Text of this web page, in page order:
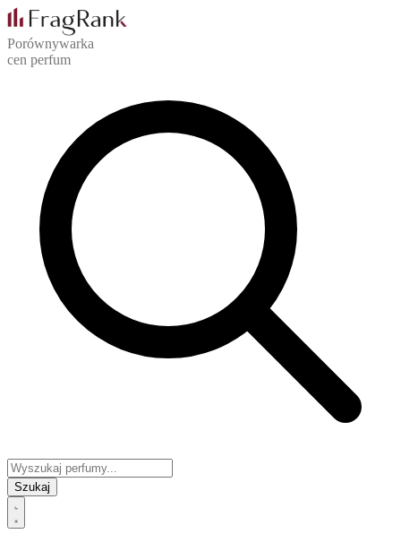
Porównywarka
cen perfum
Szukaj